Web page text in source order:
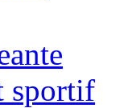
sportif